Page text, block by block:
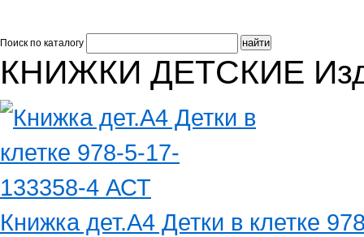
Поиск по каталогу
КНИЖКИ ДЕТСКИЕ
Книжка дет.А4 Детки в клетке